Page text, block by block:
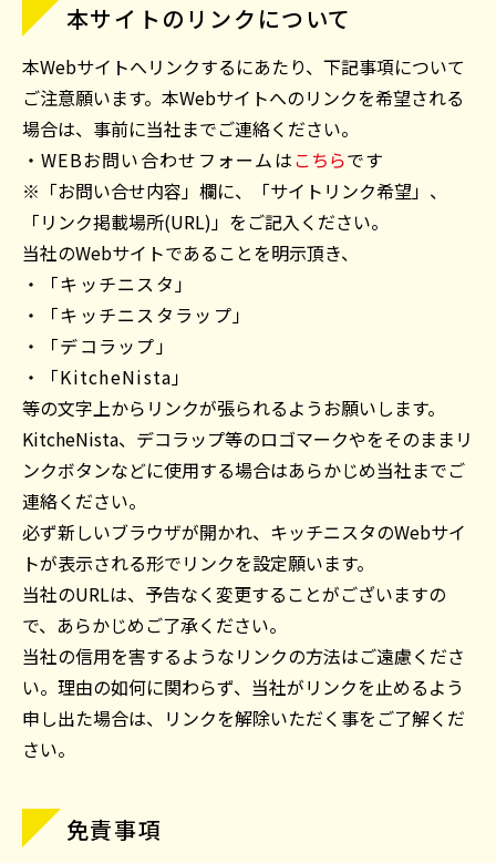
本サイトのリンクについて
本Webサイトへリンクするにあたり、下記事項について
ご注意願います。本Webサイトへのリンクを希望される
場合は、事前に当社までご連絡ください。
・WEBお問い合わせフォームはこちらです
※「お問い合せ内容」欄に、「サイトリンク希望」、
「リンク掲載場所(URL)」をご記入ください。
当社のWebサイトであることを明示頂き、
・「キッチニスタ」
・「キッチニスタラップ」
・「デコラップ」
・「KitcheNista」
等の文字上からリンクが張られるようお願いします。
KitcheNista、デコラップ等のロゴマークやをそのままリ
ンクボタンなどに使用する場合はあらかじめ当社までご
連絡ください。
必ず新しいブラウザが開かれ、キッチニスタのWebサイ
トが表示される形でリンクを設定願います。
当社のURLは、予告なく変更することがございますの
で、あらかじめご了承ください。
当社の信用を害するようなリンクの方法はご遠慮くださ
い。理由の如何に関わらず、当社がリンクを止めるよう
申し出た場合は、リンクを解除いただく事をご了解くだ
さい。
免責事項